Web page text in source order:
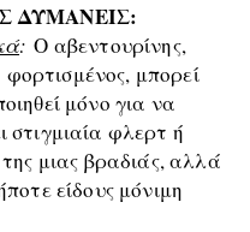
ΔΥΜΑΝΕΙΣ:
:Ο αβεντουρίνης,
φορτισμένος, μπορεί
μόνο για να
στιγμιαία φλερτ ή
της μιας βραδιάς, αλλά
είδους μόνιμη